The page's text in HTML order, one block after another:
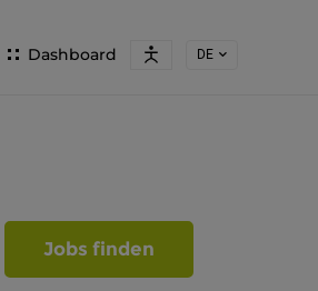
Dashboard DE
Jobs finden